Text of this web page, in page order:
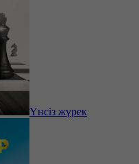
Үнсіз жүрек